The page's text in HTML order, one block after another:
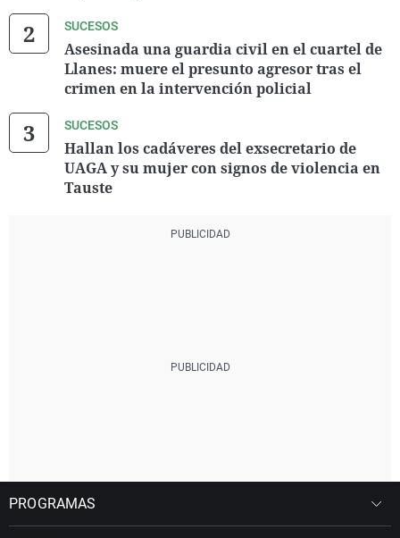
SUCESOS
Asesinada una guardia civil en el cuartel de
Llanes: muere el presunto agresor tras el
crimen en la intervención policial
SUCESOS
Hallan los cadáveres del exsecretario de
UAGA y su mujer con signos de violencia en
Tauste
PROGRAMAS